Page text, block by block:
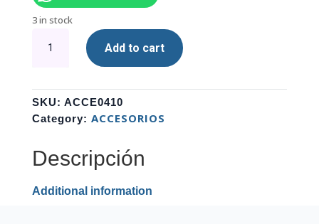
3 in stock
UNNO
quantity
Add to cart
SKU: ACCE0410
Category: ACCESORIOS
Descripción
Additional information